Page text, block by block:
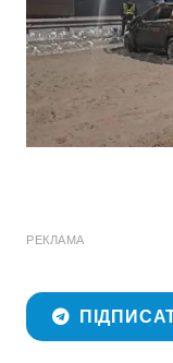
РЕКЛАМА